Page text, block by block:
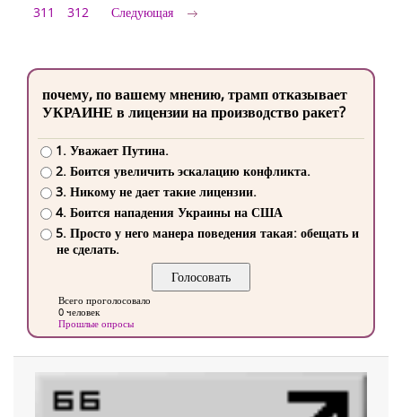
311
312 Следующая
почему, по вашему мнению, трамп отказывает
УКРАИНЕ в лицензии на производство ракет?
1. Уважает Путина.
2. Боится увеличить эскалацию конфликта.
3. Никому не дает такие лицензии.
4. Боится нападения Украины на США
5. Просто у него манера поведения такая: обещать и
не сделать.
Всего проголосовало
0 человек
Прошлые опросы